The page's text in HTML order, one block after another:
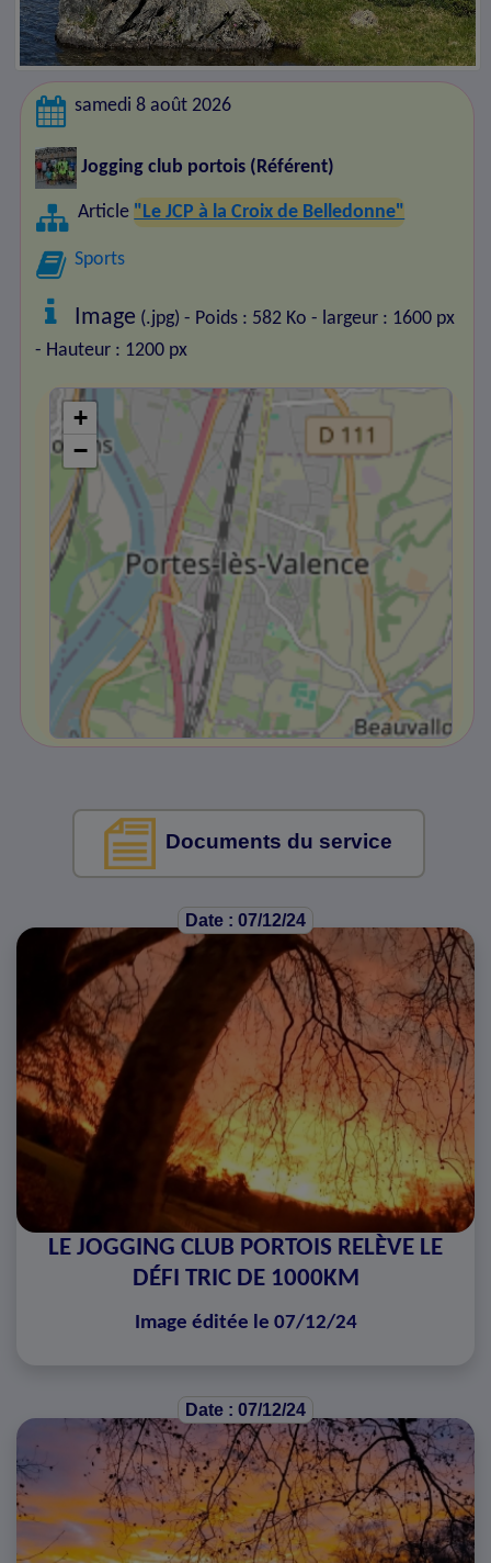
samedi 8 août 2026
Jogging club portois (Référent)
Article "Le JCP à la Croix de Belledonne"
Sports
Image (.jpg) - Poids : 582 Ko - largeur : 1600 px
- Hauteur : 1200 px
+
−
Documents du service
Date : 07/12/24
LE JOGGING CLUB PORTOIS RELÈVE LE
DÉFI TRIC DE 1000KM
Image éditée le 07/12/24
Date : 07/12/24